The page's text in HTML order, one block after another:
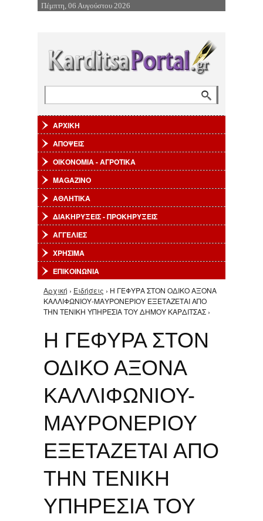
Επιστροφή στην Πλοήγηση
Πέμπτη, 06 Αυγούστου 2026
ΑΡΧΙΚΗ
ΑΠΟΨΕΙΣ
ΟΙΚΟΝΟΜΙΑ - ΑΓΡΟΤΙΚΑ
MAGAZINO
ΑΘΛΗΤΙΚΑ
ΔΙΑΚΗΡΥΞΕΙΣ - ΠΡΟΚΗΡΥΞΕΙΣ
ΑΓΓΕΛΙΕΣ
ΧΡΗΣΙΜΑ
ΕΠΙΚΟΙΝΩΝΙΑ
Είστε εδώ
Αρχική › Ειδήσεις › Η ΓΕΦΥΡΑ ΣΤΟΝ ΟΔΙΚΟ ΑΞΟΝΑ
ΚΑΛΛΙΦΩΝΙΟΥ-ΜΑΥΡΟΝΕΡΙΟΥ ΕΞΕΤΑΖΕΤΑΙ ΑΠΟ
ΤΗΝ ΤΕΝΙΚΗ ΥΠΗΡΕΣΙΑ ΤΟΥ ΔΗΜΟΥ ΚΑΡΔΙΤΣΑΣ ›
Η ΓΕΦΥΡΑ ΣΤΟΝ
ΟΔΙΚΟ ΑΞΟΝΑ
ΚΑΛΛΙΦΩΝΙΟΥ-
ΜΑΥΡΟΝΕΡΙΟΥ
ΕΞΕΤΑΖΕΤΑΙ ΑΠΟ
ΤΗΝ ΤΕΝΙΚΗ
ΥΠΗΡΕΣΙΑ ΤΟΥ